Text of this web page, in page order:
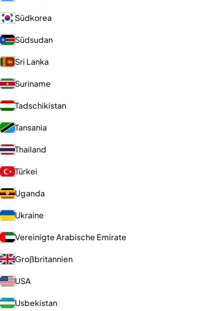
Südkorea
Südsudan
Sri Lanka
Suriname
Tadschikistan
Tansania
Thailand
Türkei
Uganda
Ukraine
Vereinigte Arabische Emirate
Großbritannien
USA
Usbekistan